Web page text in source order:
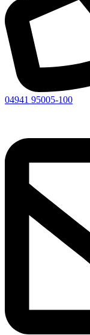
04941 95005-100